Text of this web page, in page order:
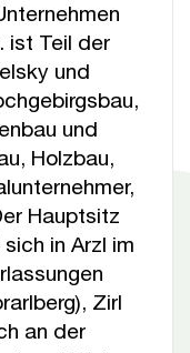
ist Teil der
und
und
Holzbau,
Hauptsitz
in Arzl im
Zirl
an der